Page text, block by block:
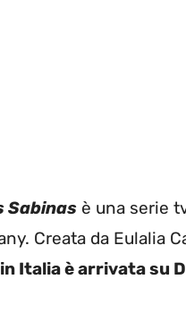
Sabinas è una serie
Creata da Eulalia
in Italia è arrivata su